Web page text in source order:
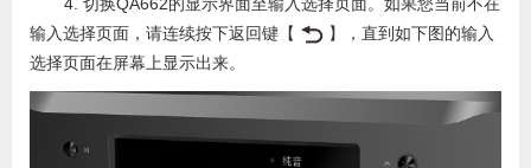
输入选择页面，请连续按下返回键【
】，直到如下图的输入
选择页面在屏幕上显示出来。